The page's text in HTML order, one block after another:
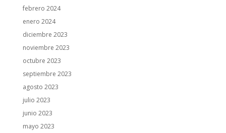
febrero 2024
enero 2024
diciembre 2023
noviembre 2023
octubre 2023
septiembre 2023
agosto 2023
julio 2023
junio 2023
mayo 2023